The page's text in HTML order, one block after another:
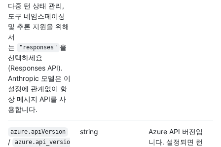
다중 턴 상태 관리,
도구 네임스페이싱
및 추론 지원을 위해
서
는
"responses" 을
선택하세요
(Responses API).
Anthropic 모델은 이
설정에 관계없이 항
상 메시지 API를 사
용합니다.
azure.apiVersion
/
azure.api_versio
string
Azure API 버전입
니다. 설정되면 런